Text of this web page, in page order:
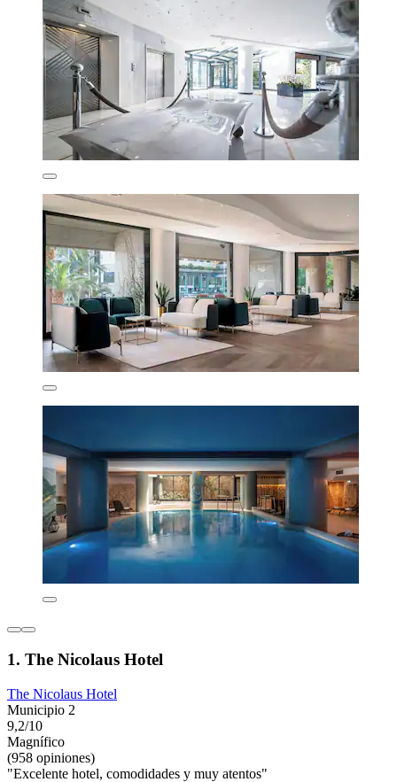
1. The Nicolaus Hotel
The Nicolaus Hotel
Municipio 2
9,2/10
Magnífico
(958 opiniones)
"Excelente hotel, comodidades y muy atentos"